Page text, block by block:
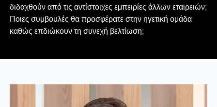
διδαχθούν από τις αντίστοιχες εμπειρίες άλλων εταιρειών;
Ποιες συμβουλές θα προσφέρατε στην ηγετική ομάδα
καθώς επδιώκουν τη συνεχή βελτίωση;